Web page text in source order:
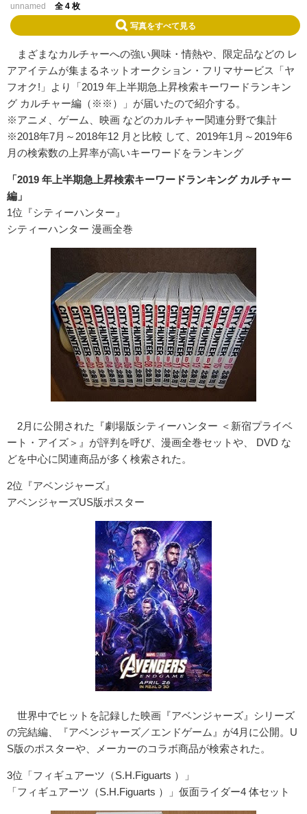
unnamed 全 4 枚
写真をすべて見る
まざまなカルチャーへの強い興味・情熱や、限定品などの レ
アアイテムが集まるネットオークション・フリマサービス「ヤ
フオク! 」より「2019 年上半期急上昇検索キーワードランキン
グ カルチャー編（※※）」が届いたので紹介する。
※アニメ、ゲーム、映画 などのカルチャー関連分野で集計
※2018年7月～2018年12 月と比較 して、2019年1月～2019年6
月の検索数の上昇率が高いキーワードをランキング
「2019 年上半期急上昇検索キーワードランキング カルチャー
編」
1位『シティーハンター』
シティーハンター 漫画全巻
2月に公開された『劇場版シティーハンター ＜新宿プライベ
ート・アイズ＞』が評判を呼び、漫画全巻セットや、 DVD な
どを中心に関連商品が多く検索された。
2位『アベンジャーズ』
アベンジャーズUS版ポスター
世界中でヒットを記録した映画『アベンジャーズ』シリーズ
の完結編、『アベンジャーズ／エンドゲーム』が4月に公開。U
S版のポスターや、メーカーのコラボ商品が検索された。
3位「フィギュアーツ（S.H.Figuarts ）」
「フィギュアーツ（S.H.Figuarts ）」仮面ライダー4 体セット